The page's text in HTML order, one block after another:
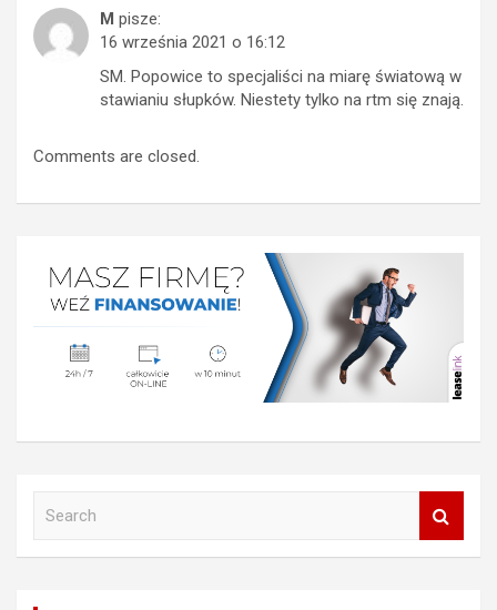
M pisze:
16 września 2021 o 16:12
SM. Popowice to specjaliści na miarę światową w
stawianiu słupków. Niestety tylko na rtm się znają.
Comments are closed.